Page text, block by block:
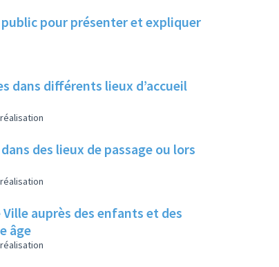
pour présenter et expliquer
dans différents lieux d’accueil
des lieux de passage ou lors
auprès des enfants et des
âge